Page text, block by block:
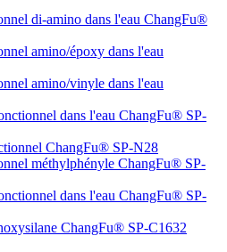
di-amino dans l'eau ChangFu®
amino/époxy dans l'eau
amino/vinyle dans l'eau
dans l'eau ChangFu® SP-
ChangFu® SP-N28
méthylphényle ChangFu® SP-
dans l'eau ChangFu® SP-
ChangFu® SP-C1632